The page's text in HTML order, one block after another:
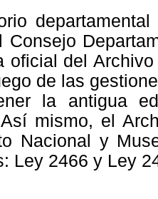
Consejo
oficial del
de las
la antigua
mismo, el
Nacional y
Ley 2466 y Ley